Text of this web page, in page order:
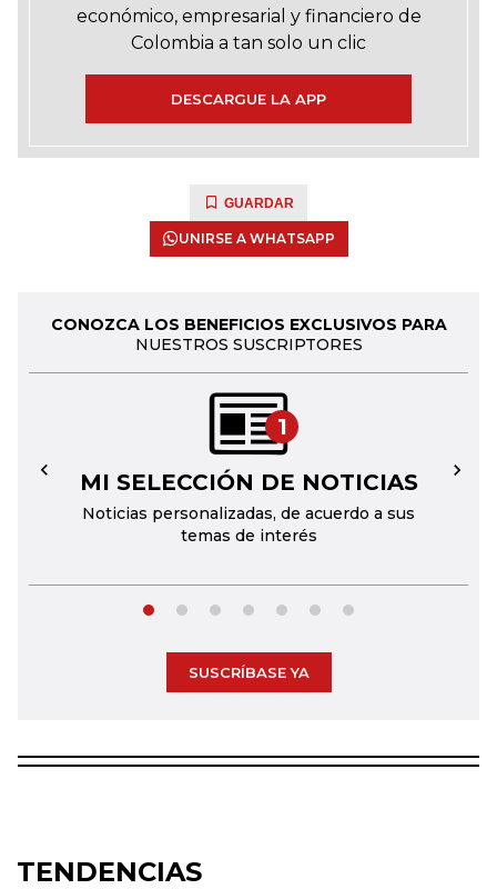
económico, empresarial y financiero de
Colombia a tan solo un clic
DESCARGUE LA APP
GUARDAR
UNIRSE A WHATSAPP
CONOZCA LOS BENEFICIOS EXCLUSIVOS PARA
NUESTROS SUSCRIPTORES
1
MI SELECCIÓN DE NOTICIAS
Noticias personalizadas, de acuerdo a sus
temas de interés
← →
SUSCRÍBASE YA
TENDENCIAS